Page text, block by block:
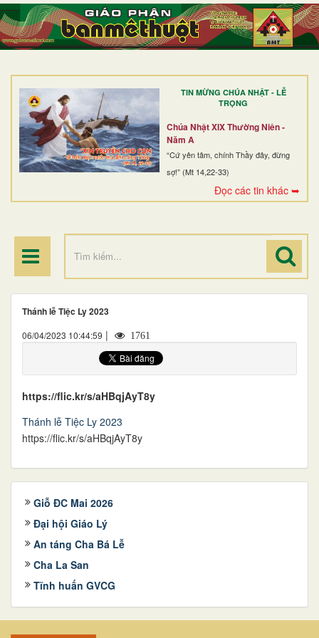
TIN MỪNG CHÚA NHẬT - LỄ
TRỌNG
Chúa Nhật XIX Thường Niên -
Năm A
“Cứ yên tâm, chính Thầy đây, đừng
sợ!” (Mt 14,22-33)
Đọc các tin khác ➥
TRANG NHẤT
GIỚI THIỆU
DÒNG TU
BAN MỤC VỤ
ĐOÀN THỂ CG
Thánh lễ Tiệc Ly 2023
06/04/2023 10:44:59 | 1761
https://flic.kr/s/aHBqjAyT8y
Thánh lễ Tiệc Ly 2023
https://flic.kr/s/aHBqjAyT8y
Giỗ ĐC Mai 2026
Đại hội Giáo Lý
An táng Cha Bá Lễ
Cha La San
Tĩnh huấn GVCG